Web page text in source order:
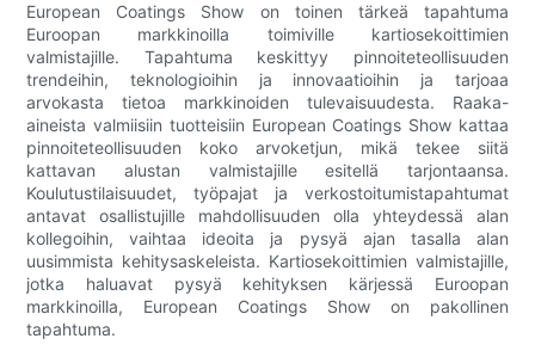
European Coatings Show on toinen tärkeä tapahtuma
Euroopan markkinoilla toimiville kartiosekoittimien
valmistajille. Tapahtuma keskittyy pinnoiteteollisuuden
trendeihin, teknologioihin ja innovaatioihin ja tarjoaa
arvokasta tietoa markkinoiden tulevaisuudesta. Raaka-
aineista valmiisiin tuotteisiin European Coatings Show kattaa
pinnoiteteollisuuden koko arvoketjun, mikä tekee siitä
kattavan alustan valmistajille esitellä tarjontaansa.
Koulutustilaisuudet, työpajat ja verkostoitumistapahtumat
antavat osallistujille mahdollisuuden olla yhteydessä alan
kollegoihin, vaihtaa ideoita ja pysyä ajan tasalla alan
uusimmista kehitysaskeleista. Kartiosekoittimien valmistajille,
jotka haluavat pysyä kehityksen kärjessä Euroopan
markkinoilla, European Coatings Show on pakollinen
tapahtuma.